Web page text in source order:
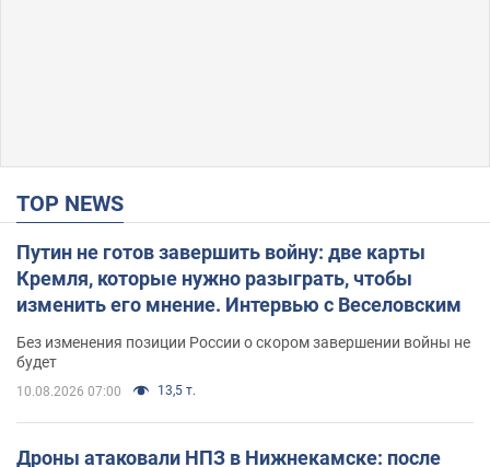
TOP NEWS
Путин не готов завершить войну: две карты
Кремля, которые нужно разыграть, чтобы
изменить его мнение. Интервью с Веселовским
Без изменения позиции России о скором завершении войны не
будет
10.08.2026 07:00 13,5 т.
Дроны атаковали НПЗ в Нижнекамске: после